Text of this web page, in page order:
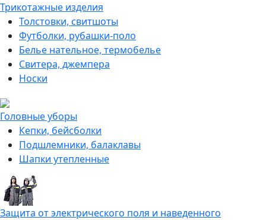
Трикотажные изделия
Толстовки, свитшоты
Футболки, рубашки-поло
Белье нательное, термобелье
Свитера, джемпера
Носки
Головные уборы
Кепки, бейсболки
Подшлемники, балаклавы
Шапки утепленные
Защита от электрического поля и наведенного